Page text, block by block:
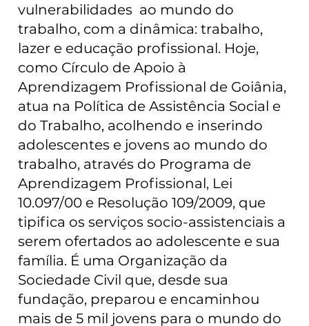
vulnerabilidades ao mundo do
trabalho, com a dinâmica: trabalho,
lazer e educação profissional. Hoje,
como Círculo de Apoio à
Aprendizagem Profissional de Goiânia,
atua na Política de Assistência Social e
do Trabalho, acolhendo e inserindo
adolescentes e jovens ao mundo do
trabalho, através do Programa de
Aprendizagem Profissional, Lei
10.097/00 e Resolução 109/2009, que
tipifica os serviços socio-assistenciais a
serem ofertados ao adolescente e sua
família. É uma Organização da
Sociedade Civil que, desde sua
fundação, preparou e encaminhou
mais de 5 mil jovens para o mundo do